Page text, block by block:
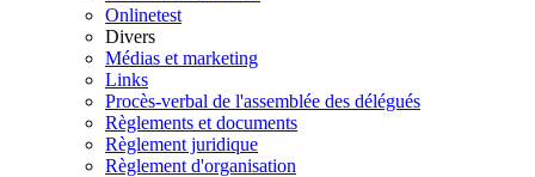
Onlinetest
Divers
Médias et marketing
Links
Procès-verbal de l'assemblée des délégués
Règlements et documents
Règlement juridique
Règlement d'organisation